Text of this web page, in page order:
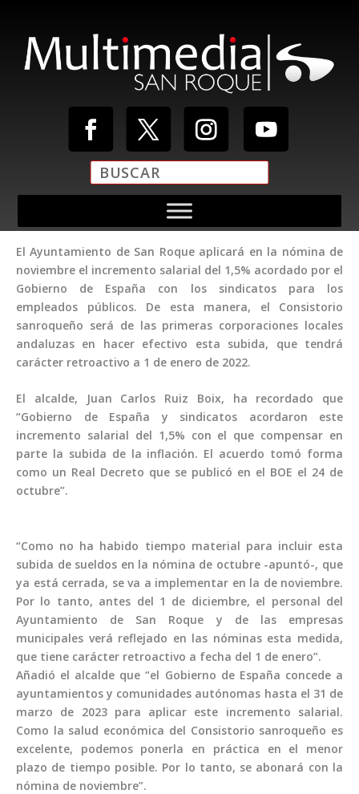
El Ayuntamiento de San Roque aplicará en la nómina de
noviembre el incremento salarial del 1,5% acordado por el
Gobierno de España con los sindicatos para los
empleados públicos. De esta manera, el Consistorio
sanroqueño será de las primeras corporaciones locales
andaluzas en hacer efectivo esta subida, que tendrá
carácter retroactivo a 1 de enero de 2022.
El alcalde, Juan Carlos Ruiz Boix, ha recordado que
“Gobierno de España y sindicatos acordaron este
incremento salarial del 1,5% con el que compensar en
parte la subida de la inflación. El acuerdo tomó forma
como un Real Decreto que se publicó en el BOE el 24 de
octubre”.
“Como no ha habido tiempo material para incluir esta
subida de sueldos en la nómina de octubre -apuntó-, que
ya está cerrada, se va a implementar en la de noviembre.
Por lo tanto, antes del 1 de diciembre, el personal del
Ayuntamiento de San Roque y de las empresas
municipales verá reflejado en las nóminas esta medida,
que tiene carácter retroactivo a fecha del 1 de enero”.
Añadió el alcalde que “el Gobierno de España concede a
ayuntamientos y comunidades autónomas hasta el 31 de
marzo de 2023 para aplicar este incremento salarial.
Como la salud económica del Consistorio sanroqueño es
excelente, podemos ponerla en práctica en el menor
plazo de tiempo posible. Por lo tanto, se abonará con la
nómina de noviembre”.